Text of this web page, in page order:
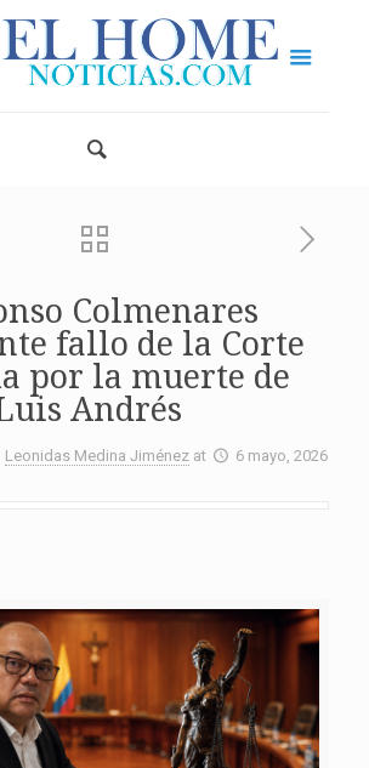
Colmenares
fallo de la Corte
por la muerte de
Andrés
Leonidas Medina Jiménez at 6 mayo, 2026